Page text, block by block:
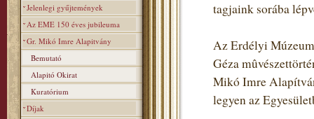
Jelenlegi gyűjtemények
Az EME 150 éves jubileuma
Gr. Mikó Imre Alapitvány
Bemutató
Alapitó Okirat
Kuratórium
Díjak
tagjaink sorába
Az Erdélyi
Géza
Mikó Imre
legyen az